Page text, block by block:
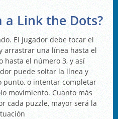
a Link the Dots?
El jugador debe tocar el
arrastrar una línea hasta el
hasta el número 3, y así
puede soltar la línea y
o intentar completar
movimiento. Cuanto más
cada puzzle, mayor será la